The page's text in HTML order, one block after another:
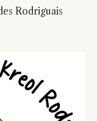
Rodriguais